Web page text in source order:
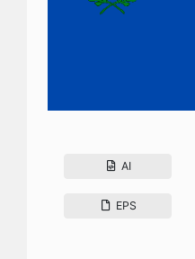
AI
EPS